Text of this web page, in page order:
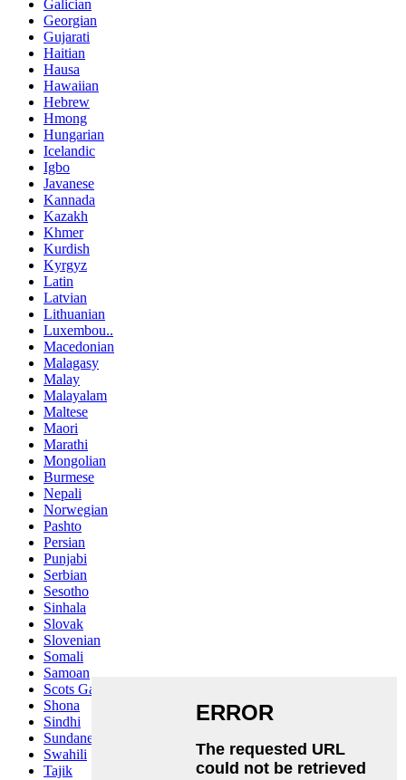
Galician
Georgian
Gujarati
Haitian
Hausa
Hawaiian
Hebrew
Hmong
Hungarian
Icelandic
Igbo
Javanese
Kannada
Kazakh
Khmer
Kurdish
Kyrgyz
Latin
Latvian
Lithuanian
Luxembou..
Macedonian
Malagasy
Malay
Malayalam
Maltese
Maori
Marathi
Mongolian
Burmese
Nepali
Norwegian
Pashto
Persian
Punjabi
Serbian
Sesotho
Sinhala
Slovak
Slovenian
Somali
Samoan
Scots Gaelic
Shona
Sindhi
Sundanese
Swahili
Tajik